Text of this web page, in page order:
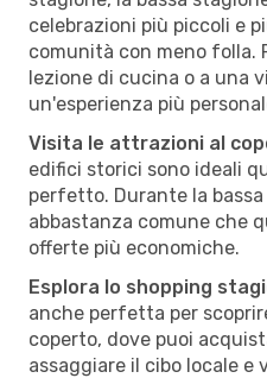
celebrazioni più piccoli e
comunità con meno folla.
lezione di cucina o a una
un'esperienza più
Visita le attrazioni al
edifici storici sono ideali
perfetto. Durante la
abbastanza comune che
offerte più economiche.
Esplora lo shopping
anche perfetta per
coperto, dove puoi
assaggiare il cibo locale